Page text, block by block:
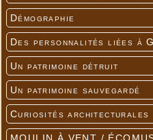
Démographie
Des personnalités liées à
Un patrimoine détruit
Un patrimoine sauvegardé
Curiosités architecturales
MOULIN À VENT /